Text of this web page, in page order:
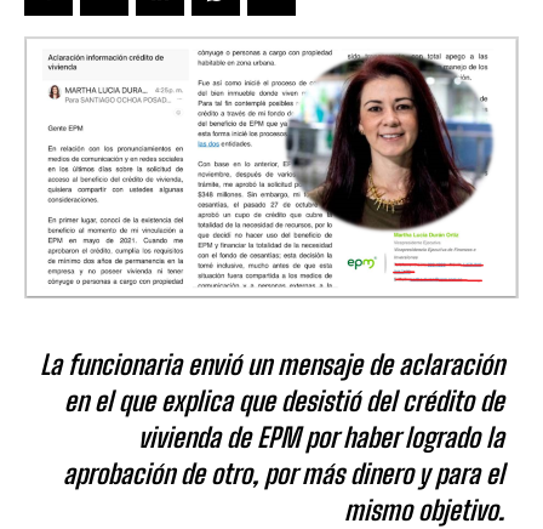
La funcionaria envió un mensaje de aclaración
en el que explica que desistió del crédito de
vivienda de EPM por haber logrado la
aprobación de otro, por más dinero y para el
mismo objetivo.